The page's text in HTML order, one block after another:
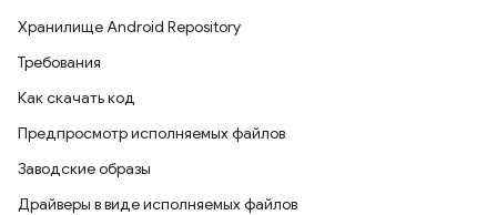
Хранилище Android Repository
Требования
Как скачать код
Предпросмотр исполняемых файлов
Заводские образы
Драйверы в виде исполняемых файлов